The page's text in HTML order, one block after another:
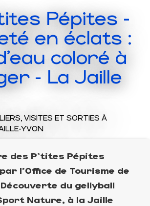
Pépites -
en éclats :
coloré à
- La Jaille
VISITES ET SORTIES À
YVON
des P'tites Pépites
l'Office de Tourisme de
du gellyball
Nature, à la Jaille